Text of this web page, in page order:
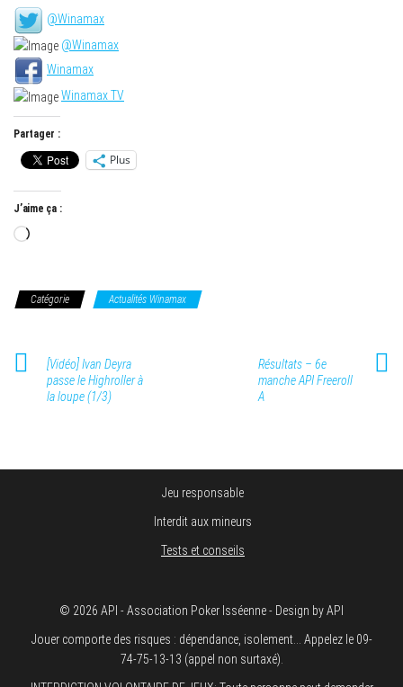
@Winamax
@Winamax
Winamax
Winamax TV
Partager :
Plus
J’aime ça :
Chargement…
Catégorie Actualités Winamax
[Vidéo] Ivan Deyra
passe le Highroller à
la loupe (1/3)
Résultats – 6e
manche API Freeroll
A
Jeu responsable
Interdit aux mineurs
Tests et conseils
© 2026 API - Association Poker Isséenne - Design by API
Jouer comporte des risques : dépendance, isolement... Appelez le 09-
74-75-13-13 (appel non surtaxé).